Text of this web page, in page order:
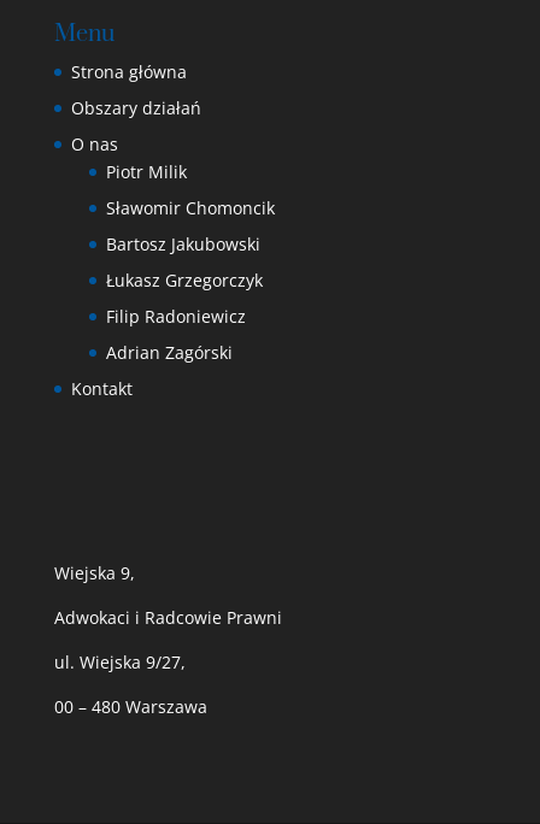
Menu
Strona główna
Obszary działań
O nas
Piotr Milik
Sławomir Chomoncik
Bartosz Jakubowski
Łukasz Grzegorczyk
Filip Radoniewicz
Adrian Zagórski
Kontakt
Wiejska 9,
Adwokaci i Radcowie Prawni
ul. Wiejska 9/27,
00 – 480 Warszawa